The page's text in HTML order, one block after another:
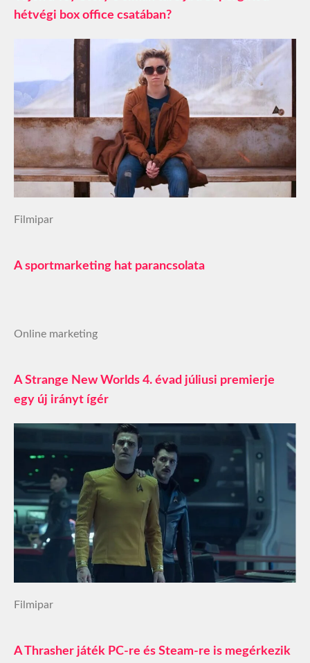
hétvégi box office csatában?
Filmipar
A sportmarketing hat parancsolata
Online marketing
A Strange New Worlds 4. évad júliusi premierje
egy új irányt ígér
Filmipar
A Thrasher játék PC-re és Steam-re is megérkezik